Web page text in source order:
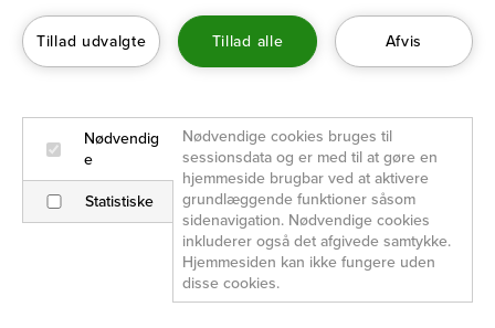
Tillad udvalgte Tillad alle Afvis
Nødvendig
e
Statistiske
Nødvendige cookies bruges til
sessionsdata og er med til at gøre en
hjemmeside brugbar ved at aktivere
grundlæggende funktioner såsom
sidenavigation. Nødvendige cookies
inkluderer også det afgivede samtykke.
Hjemmesiden kan ikke fungere uden
disse cookies.